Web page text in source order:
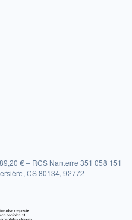
€ – RCS Nanterre 351 058 151
CS 80134, 92772